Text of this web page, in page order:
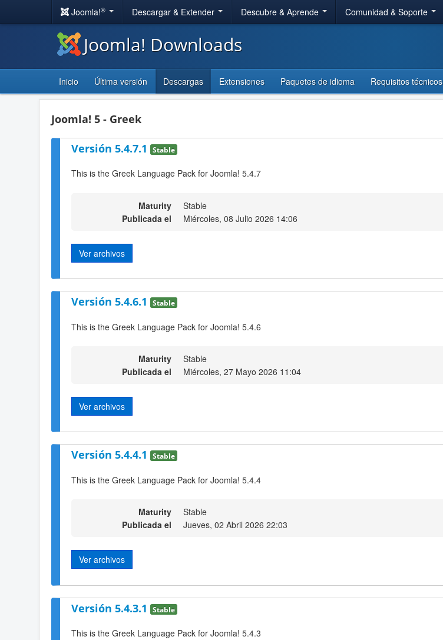
Joomla!® Descargar & Extender Descubre & Aprende Comunidad & Soporte
Joomla! Downloads
Inicio Última versión Descargas Extensiones Paquetes de idioma Requisitos técnicos
Joomla! 5 - Greek
Versión 5.4.7.1 Stable
This is the Greek Language Pack for Joomla! 5.4.7
Maturity
Stable
Publicada el
Miércoles, 08 Julio 2026 14:06
Ver archivos
Versión 5.4.6.1 Stable
This is the Greek Language Pack for Joomla! 5.4.6
Maturity
Stable
Publicada el
Miércoles, 27 Mayo 2026 11:04
Ver archivos
Versión 5.4.4.1 Stable
This is the Greek Language Pack for Joomla! 5.4.4
Maturity
Stable
Publicada el
Jueves, 02 Abril 2026 22:03
Ver archivos
Versión 5.4.3.1 Stable
This is the Greek Language Pack for Joomla! 5.4.3